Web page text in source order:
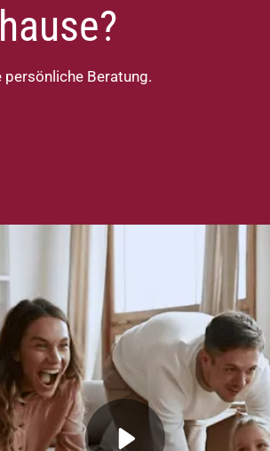
Beratung.